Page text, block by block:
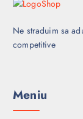
Ne straduim sa
competitive
Meniu